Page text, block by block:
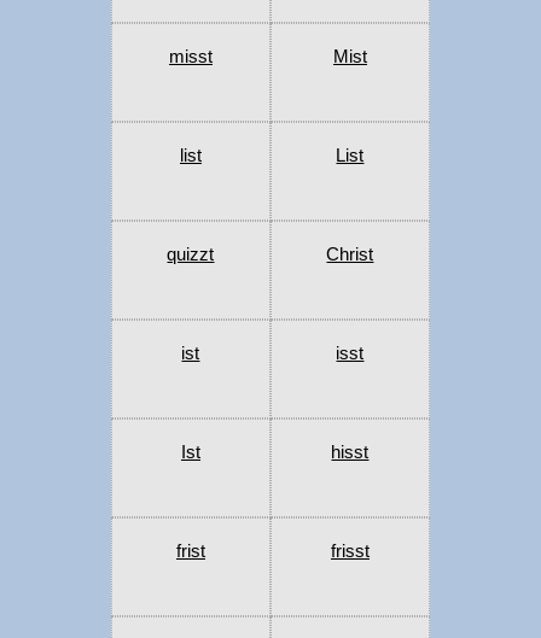
misst Mist
list List
quizzt Christ
ist isst
Ist hisst
frist frisst